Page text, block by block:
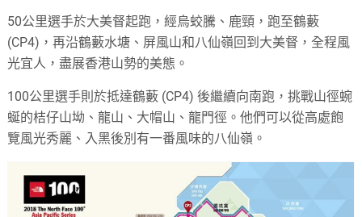
50公里選手於大美督起跑，經烏蛟騰、鹿頸，跑至鶴藪
(CP4)，再沿鶴藪水塘、屏風山和八仙嶺回到大美督，全程風
光宜人，盡展香港山勢的美態。
100公里選手則於抵達鶴藪 (CP4) 後繼續向南跑，挑戰山徑蜿
蜒的桔仔山坳、龍山、大帽山、龍門徑。他們可以從高處飽
覽風光秀麗、入黑後別有一番風味的八仙嶺。